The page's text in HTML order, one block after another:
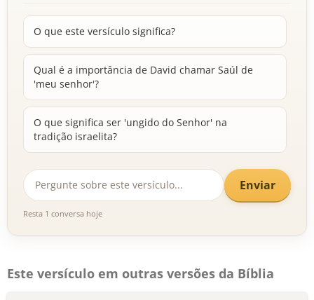
O que este versículo significa?
Qual é a importância de David chamar Saúl de
'meu senhor'?
O que significa ser 'ungido do Senhor' na
tradição israelita?
Enviar
Resta 1 conversa hoje
Este versículo em outras versões da Bíblia